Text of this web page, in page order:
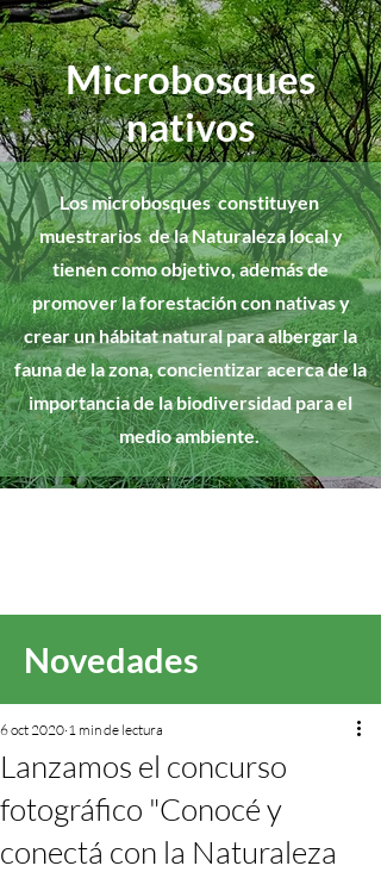
Microbosques
nativos
Los microbosques constituyen
muestrarios de la Naturaleza local y
tienen como objetivo, además de
promover la forestación con nativas y
crear un hábitat natural para albergar la
fauna de la zona, concientizar acerca de la
importancia de la biodiversidad para el
medio ambiente.
Novedades
Lanzamos el concurso
fotográfico "Conocé y
conectá con la Naturaleza
6 oct 2020 1 min de lectura